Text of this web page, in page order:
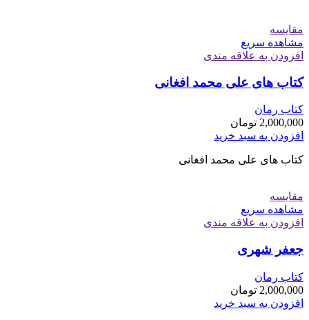
مقایسه
مشاهده سریع
افزودن به علاقه مندی
کتاب های علی محمد افغانی
کتاب رمان
2,000,000 تومان
افزودن به سبد خرید
کتاب های علی محمد افغانی
مقایسه
مشاهده سریع
افزودن به علاقه مندی
جعفر شهری
کتاب رمان
2,000,000 تومان
افزودن به سبد خرید